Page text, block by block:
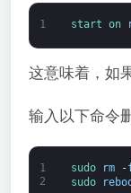
1 start on
这意味着，如
输入以下命令
1
2
sudo rm -
sudo